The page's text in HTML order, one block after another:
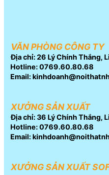
VĂN PHÒNG CÔNG TY
Địa chỉ: 26 Lý Chính Thắng,
Hotline: 0769.60.80.68
Email:
XƯỞNG SẢN XUẤT
Địa chỉ: 36 Lý Chính Thắng,
Hotline: 0769.60.80.68
Email:
XƯỞNG SẢN XUẤT